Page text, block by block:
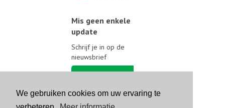
We gebruiken cookies om uw ervaring te
Mis geen enkele
update
Schrijf je in op de
nieuwsbrief
Volg ons op sociale media